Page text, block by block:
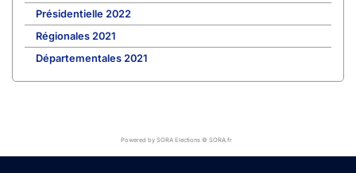
Présidentielle 2022
Régionales 2021
Départementales 2021
Powered by SORA Elections © SORA.fr